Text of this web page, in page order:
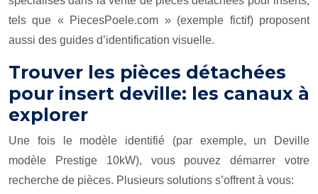
tels que « PiecesPoele.com » (exemple fictif) proposent
aussi des guides d’identification visuelle.
Trouver les pièces détachées
pour insert deville: les canaux à
explorer
Une fois le modèle identifié (par exemple, un Deville
modèle Prestige 10kW), vous pouvez démarrer votre
recherche de pièces. Plusieurs solutions s’offrent à vous: